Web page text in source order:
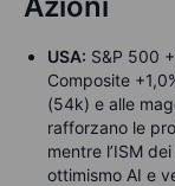
USA: S&P 500
Composite
(54k) e alle
rafforzano le
mentre l’ISM
ottimismo AI e